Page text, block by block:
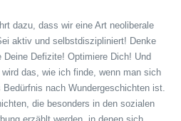
dazu, dass wir eine Art neoliberale
aktiv und selbstdiszipliniert! Denke
Deine Defizite! Optimiere Dich! Und
das, wie ich finde, wenn man sich
nach Wundergeschichten ist.
die besonders in den sozialen